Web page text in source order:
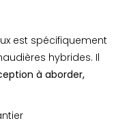
est spécifiquement
hybrides. Il
à aborder,